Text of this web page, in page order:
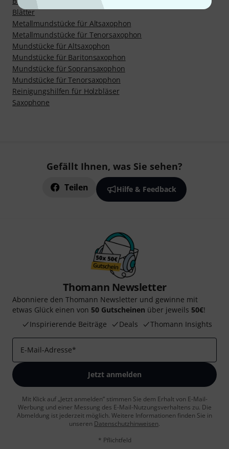
Blätter
Metallmundstücke für Altsaxophon
Metallmundstücke für Tenorsaxophon
Mundstücke für Altsaxophon
Mundstücke für Baritonsaxophon
Mundstücke für Sopransaxophon
Mundstücke für Tenorsaxophon
Reinigungshilfen für Holzbläser
Saxophone
Gefällt Ihnen, was Sie sehen?
Teilen Hilfe & Feedback
Thomann Newsletter
Abonniere den Thomann Newsletter und gewinne mit
etwas Glück einen von 50 Gutscheinen über jeweils 50€!
Inspirierende Beiträge
Deals Thomann Insights
E-Mail-Adresse*
Jetzt anmelden
Mit Klick auf „Jetzt anmelden“ stimmen Sie dem Erhalt von E-Mail-
Werbung und einer Messung des E-Mail-Nutzungsverhaltens zu. Die
Abmeldung ist jederzeit möglich. Weitere Informationen finden Sie in
unseren Datenschutzhinweisen.
* Pflichtfeld